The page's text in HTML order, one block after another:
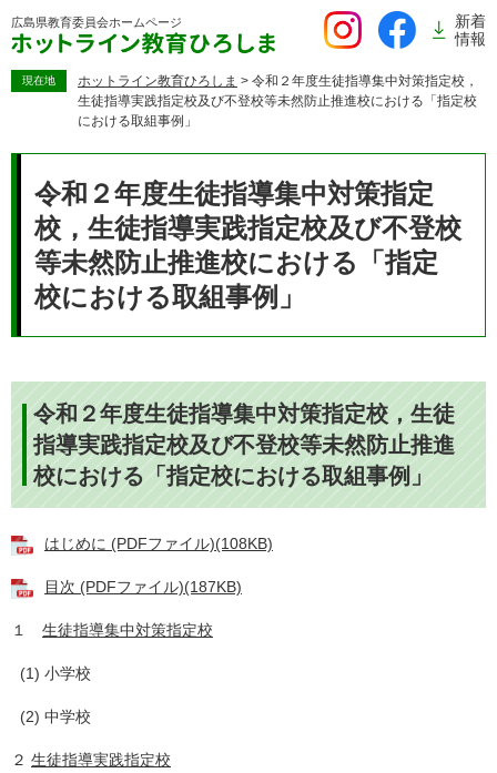
ー
で
広島県教育委員会ホームページ
新着
情報
現在地 ホットライン教育ひろしま > 令和２年度生徒指導集中対策指定校，
生徒指導実践指定校及び不登校等未然防止推進校における「指定校
における取組事例」
令和２年度生徒指導集中対策指定
校，生徒指導実践指定校及び不登校
等未然防止推進校における「指定
校における取組事例」
令和２年度生徒指導集中対策指定校，生徒
指導実践指定校及び不登校等未然防止推進
校における「指定校における取組事例」
はじめに (PDFファイル)(108KB)
目次 (PDFファイル)(187KB)
１ 生徒指導集中対策指定校
(1) 小学校
(2) 中学校
２ 生徒指導実践指定校